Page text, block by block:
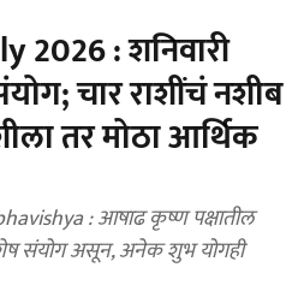
2026 : शनिवारी
चार राशींचं नशीब
तर मोठा आर्थिक
कृष्ण पक्षातील
संयोग असून, अनेक शुभ योगही